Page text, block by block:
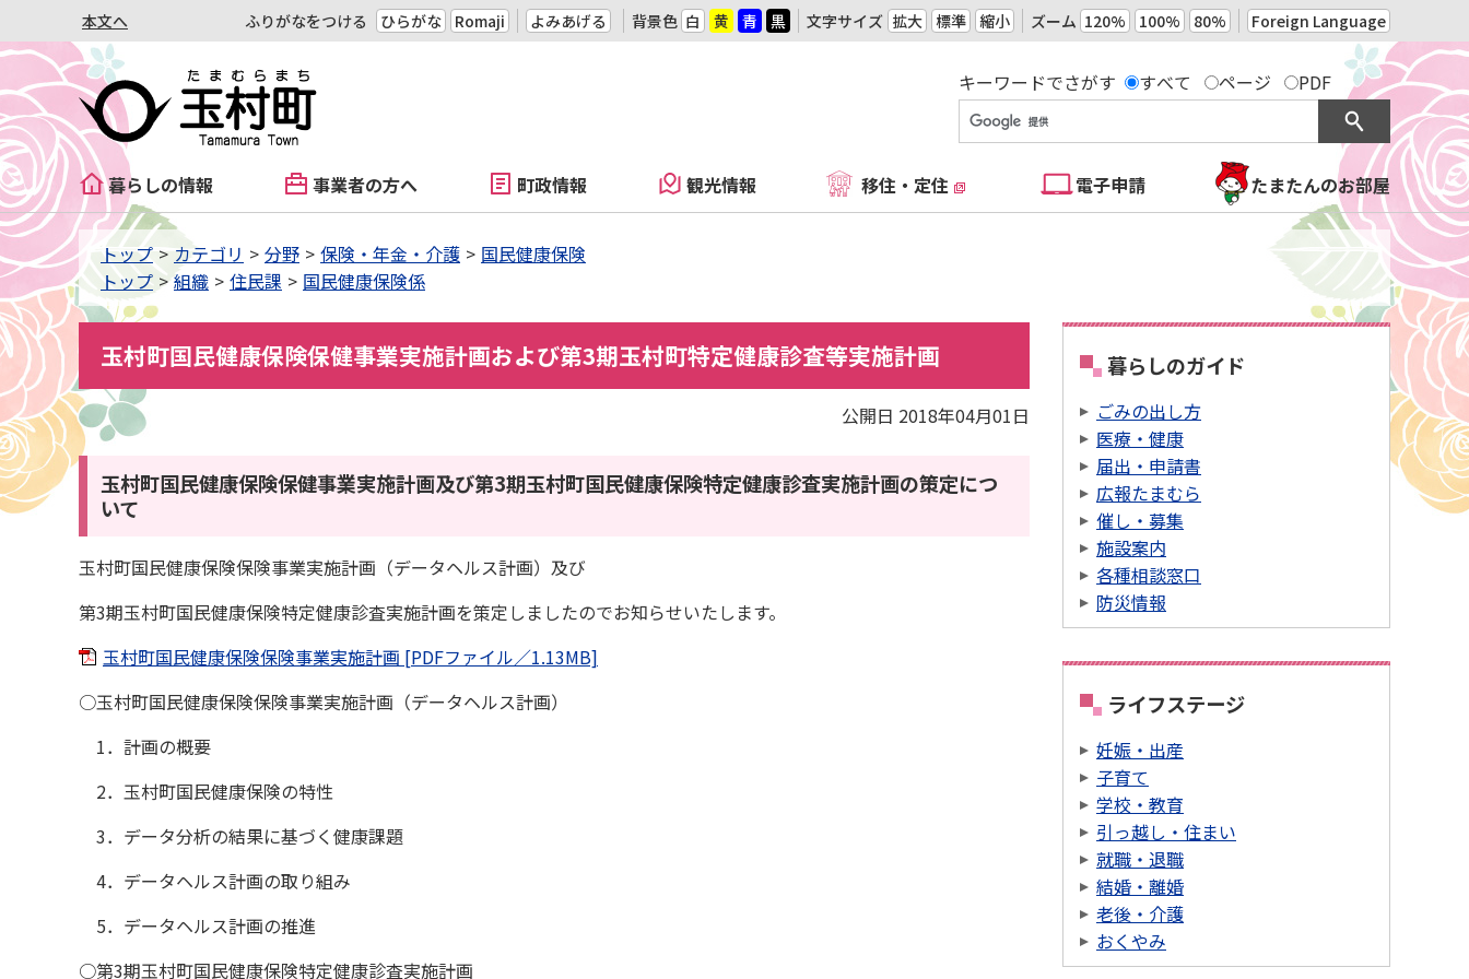
本文へ ふりがなをつける ひらがな Romaji よみあげる 背景色 白 黄 青 黒 文字サイズ 拡大 標準 縮小 ズーム 120% 100% 80% Foreign Language
キーワードでさがす すべて ページ PDF
暮らしの情報 事業者の方へ 町政情報 観光情報 移住・定住 電子申請 たまたんのお部屋
トップ カテゴリ 分野 保険・年金・介護
国民健康保険
トップ
組織 住民課 国民健康保険係
玉村町国民健康保険保健事業実施計画および第3期玉村町特定健康診査等実施計画
公開日 2018年04月01日
玉村町国民健康保険保健事業実施計画及び第3期玉村町国民健康保険特定健康診査実施計画の策定につ
いて
玉村町国民健康保険保険事業実施計画（データヘルス計画）及び
第3期玉村町国民健康保険特定健康診査実施計画を策定しましたのでお知らせいたします。
玉村町国民健康保険保険事業実施計画 [PDFファイル／1.13MB]
○玉村町国民健康保険保険事業実施計画（データヘルス計画）
1．計画の概要
2．玉村町国民健康保険の特性
3．データ分析の結果に基づく健康課題
4．データヘルス計画の取り組み
5．データヘルス計画の推進
○第3期玉村町国民健康保険特定健康診査実施計画
暮らしのガイド
ごみの出し方
医療・健康
届出・申請書
広報たまむら
催し・募集
施設案内
各種相談窓口
防災情報
ライフステージ
妊娠・出産
子育て
学校・教育
引っ越し・住まい
就職・退職
結婚・離婚
老後・介護
おくやみ